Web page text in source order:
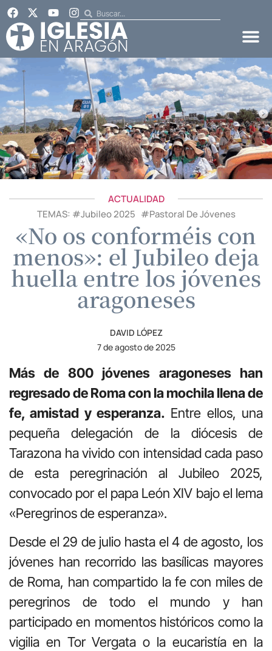
ACTUALIDAD
TEMAS: #Jubileo 2025 #Pastoral De Jóvenes
«No os conforméis con
menos»: el Jubileo deja
huella entre los jóvenes
aragoneses
DAVID LÓPEZ
7 de agosto de 2025
Más de 800 jóvenes aragoneses han
regresado de Roma con la mochila llena de
fe, amistad y esperanza. Entre ellos, una
pequeña delegación de la diócesis de
Tarazona ha vivido con intensidad cada paso
de esta peregrinación al Jubileo 2025,
convocado por el papa León XIV bajo el lema
«Peregrinos de esperanza».
Desde el 29 de julio hasta el 4 de agosto, los
jóvenes han recorrido las basílicas mayores
de Roma, han compartido la fe con miles de
peregrinos de todo el mundo y han
participado en momentos históricos como la
vigilia en Tor Vergata o la eucaristía en la